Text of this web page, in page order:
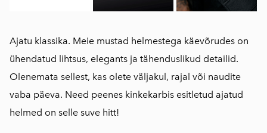
Ajatu klassika. Meie mustad helmestega käevõrudes on
ühendatud lihtsus, elegants ja tähenduslikud detailid.
Olenemata sellest, kas olete väljakul, rajal või naudite
vaba päeva. Need peenes kinkekarbis esitletud ajatud
helmed on selle suve hitt!